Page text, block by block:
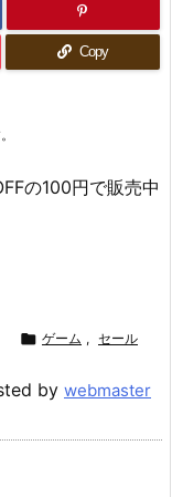
Copy
の100円で販売中
 ゲーム , セール
by webmaster